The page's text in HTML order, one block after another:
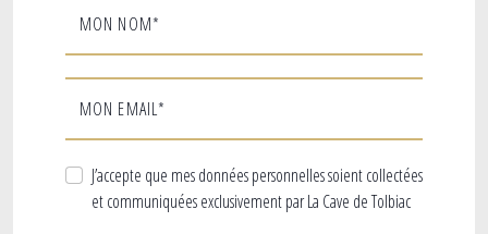
MON NOM*
MON EMAIL*
J’accepte que mes données personnelles soient collectées
et communiquées exclusivement par La Cave de Tolbiac